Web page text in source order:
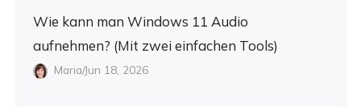
Wie kann man Windows 11 Audio
aufnehmen? (Mit zwei einfachen Tools)
Maria/Jun 18, 2026